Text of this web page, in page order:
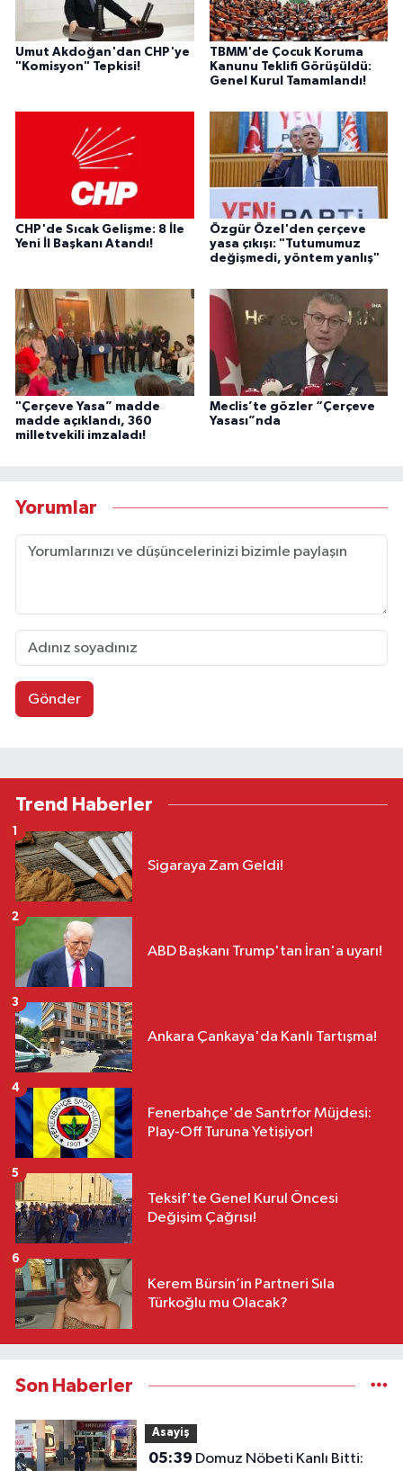
Umut Akdoğan'dan CHP'ye
"Komisyon" Tepkisi!
TBMM'de Çocuk Koruma
Kanunu Teklifi Görüşüldü:
Genel Kurul Tamamlandı!
CHP'de Sıcak Gelişme: 8 İle
Yeni İl Başkanı Atandı!
Özgür Özel'den çerçeve
yasa çıkışı: "Tutumumuz
değişmedi, yöntem yanlış"
"Çerçeve Yasa” madde
madde açıklandı, 360
milletvekili imzaladı!
Meclis’te gözler “Çerçeve
Yasası”nda
Yorumlar
Gönder
Trend Haberler
Sigaraya Zam Geldi!
1
ABD Başkanı Trump'tan İran'a uyarı!
2
Ankara Çankaya'da Kanlı Tartışma!
3
Fenerbahçe'de Santrfor Müjdesi:
Play-Off Turuna Yetişiyor!
4
Teksif'te Genel Kurul Öncesi
Değişim Çağrısı!
5
Kerem Bürsin’in Partneri Sıla
Türkoğlu mu Olacak?
6
Son Haberler
Asayiş
05:39